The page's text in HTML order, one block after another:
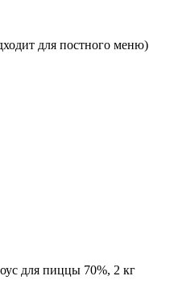
для постного меню)
для пиццы 70%, 2 кг